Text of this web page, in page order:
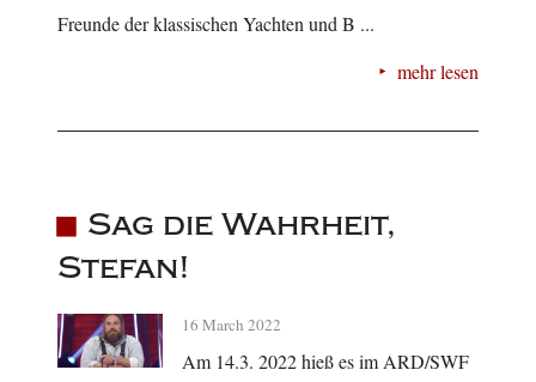
Freunde der klassischen Yachten und B ...
mehr lesen
Sag die Wahrheit,
Stefan!
16 March 2022
Am 14.3. 2022 hieß es im ARD/SWF